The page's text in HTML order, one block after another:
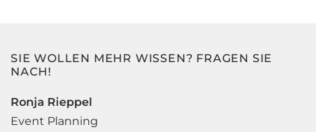
SIE WOLLEN MEHR WISSEN? FRAGEN SIE
NACH!
Ronja Rieppel
Event Planning